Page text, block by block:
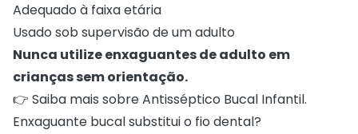
Adequado à faixa etária
Usado sob supervisão de um adulto
Nunca utilize enxaguantes de adulto em
crianças sem orientação.
👉 Saiba mais sobreAntisséptico Bucal Infantil.
Enxaguante bucal substitui o fio dental?